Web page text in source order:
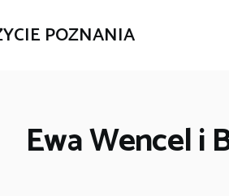
POZNANIA
Ewa Wencel i